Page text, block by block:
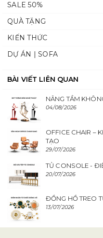
SALE 50%
QUÀ TẶNG
KIẾN THỨC
DỰ ÁN | SOFA
BÀI VIẾT LIÊN QUAN
NÂNG TẦM
04/08/2026
OFFICE CHAIR –
TẠO
29/07/2026
TỦ CONSOLE -
20/07/2026
ĐỒNG HỒ TREO
13/07/2026